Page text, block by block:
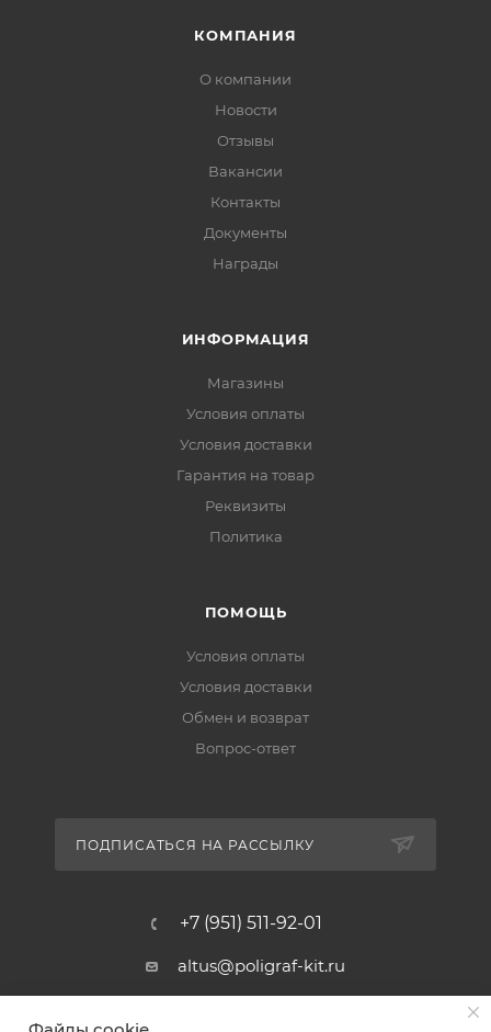
КОМПАНИЯ
О компании
Новости
Отзывы
Вакансии
Контакты
Документы
Награды
ИНФОРМАЦИЯ
Магазины
Условия оплаты
Условия доставки
Гарантия на товар
Реквизиты
Политика
ПОМОЩЬ
Условия оплаты
Условия доставки
Обмен и возврат
Вопрос-ответ
ПОДПИСАТЬСЯ НА РАССЫЛКУ
+7 (951) 511-92-01
altus@poligraf-kit.ru